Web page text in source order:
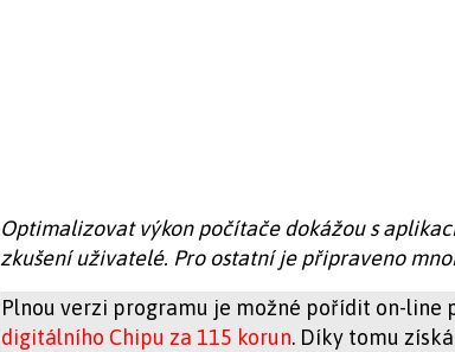
Optimalizovat výkon počítače dokážou s
zkušení uživatelé. Pro ostatní je připraveno
Plnou verzi programu je možné pořídit on-line
digitálního Chipu za 115 korun. Díky tomu